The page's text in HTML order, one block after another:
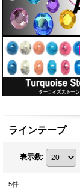
ラインテープ
表示数:
5件